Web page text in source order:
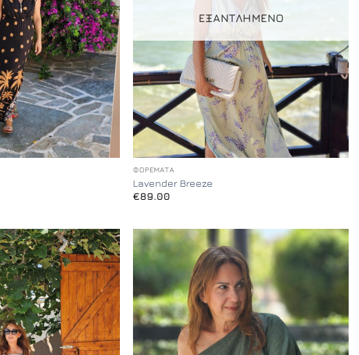
ΕΞΑΝΤΛΗΜΈΝΟ
ΦΟΡΈΜΑΤΑ
Lavender Breeze
€89.00
Add to
Wishlist